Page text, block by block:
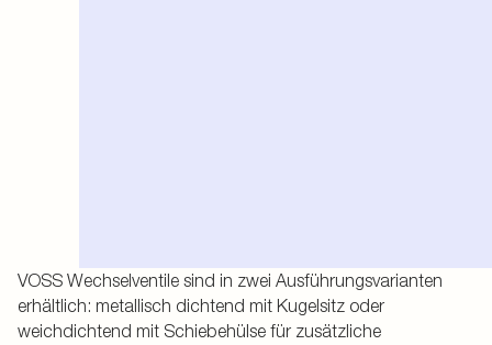
VOSS Wechselventile sind in zwei Ausführungsvarianten
erhältlich: metallisch dichtend mit Kugelsitz oder
weichdichtend mit Schiebehülse für zusätzliche